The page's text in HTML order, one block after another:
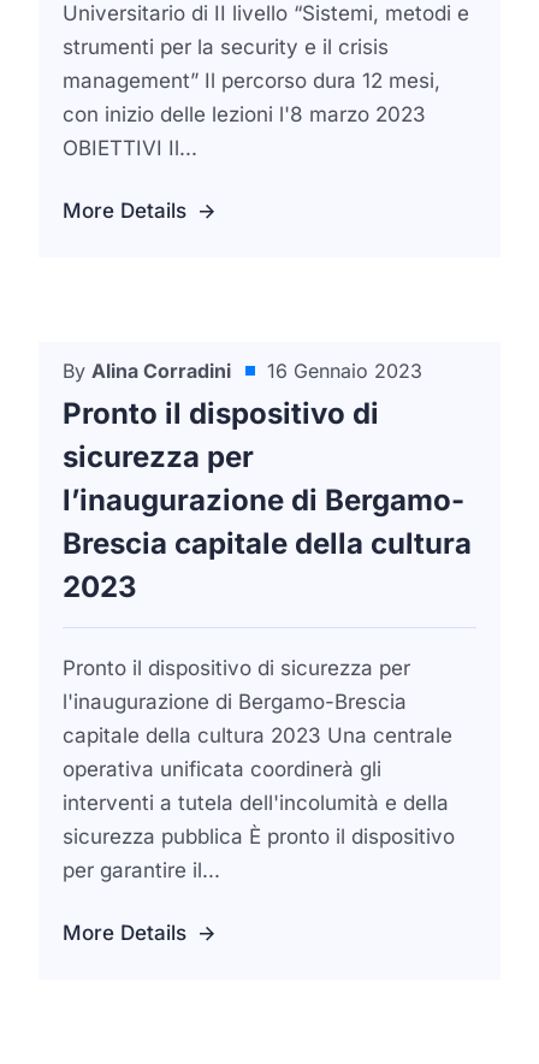
Universitario di II livello “Sistemi, metodi e
strumenti per la security e il crisis
management” Il percorso dura 12 mesi,
con inizio delle lezioni l'8 marzo 2023
OBIETTIVI Il...
More Details
By Alina Corradini 16 Gennaio 2023
Pronto il dispositivo di
sicurezza per
l’inaugurazione di Bergamo-
Brescia capitale della cultura
2023
Pronto il dispositivo di sicurezza per
l'inaugurazione di Bergamo-Brescia
capitale della cultura 2023 Una centrale
operativa unificata coordinerà gli
interventi a tutela dell'incolumità e della
sicurezza pubblica È pronto il dispositivo
per garantire il...
More Details